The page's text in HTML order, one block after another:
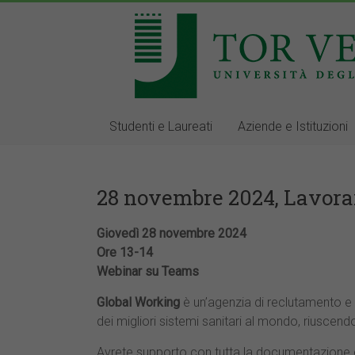
Studenti e Laureati Aziende e Istituzioni
28 novembre 2024,
Giovedì 28 novembre 2024
Ore 13-14
Webinar su Teams
Global Working è un’agenzia di reclutamento
dei migliori sistemi sanitari al mondo,